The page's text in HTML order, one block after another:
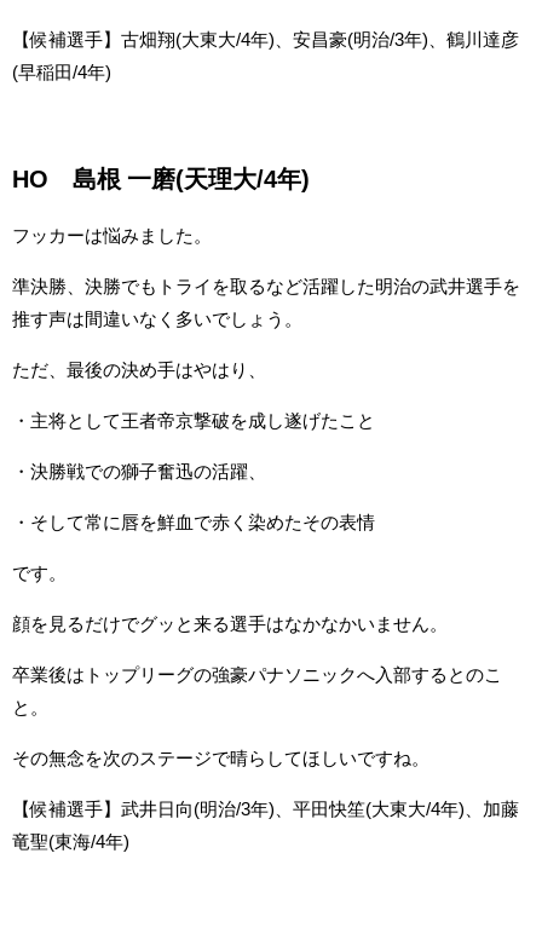
【候補選手】古畑翔(大東大/4年)、安昌豪(明治/3年)、鶴川達彦
(早稲田/4年)
HO 島根 一磨(天理大/4年)
フッカーは悩みました。
準決勝、決勝でもトライを取るなど活躍した明治の武井選手を
推す声は間違いなく多いでしょう。
ただ、最後の決め手はやはり、
・主将として王者帝京撃破を成し遂げたこと
・決勝戦での獅子奮迅の活躍、
・そして常に唇を鮮血で赤く染めたその表情
です。
顔を見るだけでグッと来る選手はなかなかいません。
卒業後はトップリーグの強豪パナソニックへ入部するとのこ
と。
その無念を次のステージで晴らしてほしいですね。
【候補選手】武井日向(明治/3年)、平田快笙(大東大/4年)、加藤
竜聖(東海/4年)